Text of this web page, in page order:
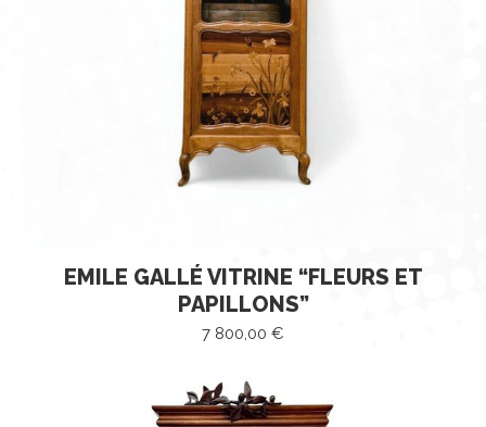
EMILE GALLÉ VITRINE “FLEURS ET
PAPILLONS”
7 800,00 €